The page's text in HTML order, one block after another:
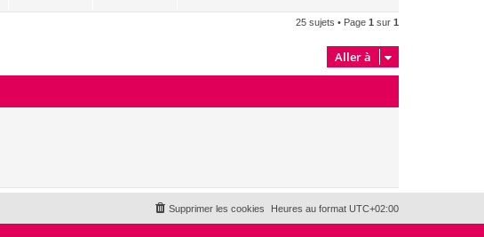
25 sujets • Page 1 sur 1
Aller à
Heures au format UTC+02:00
Supprimer les cookies